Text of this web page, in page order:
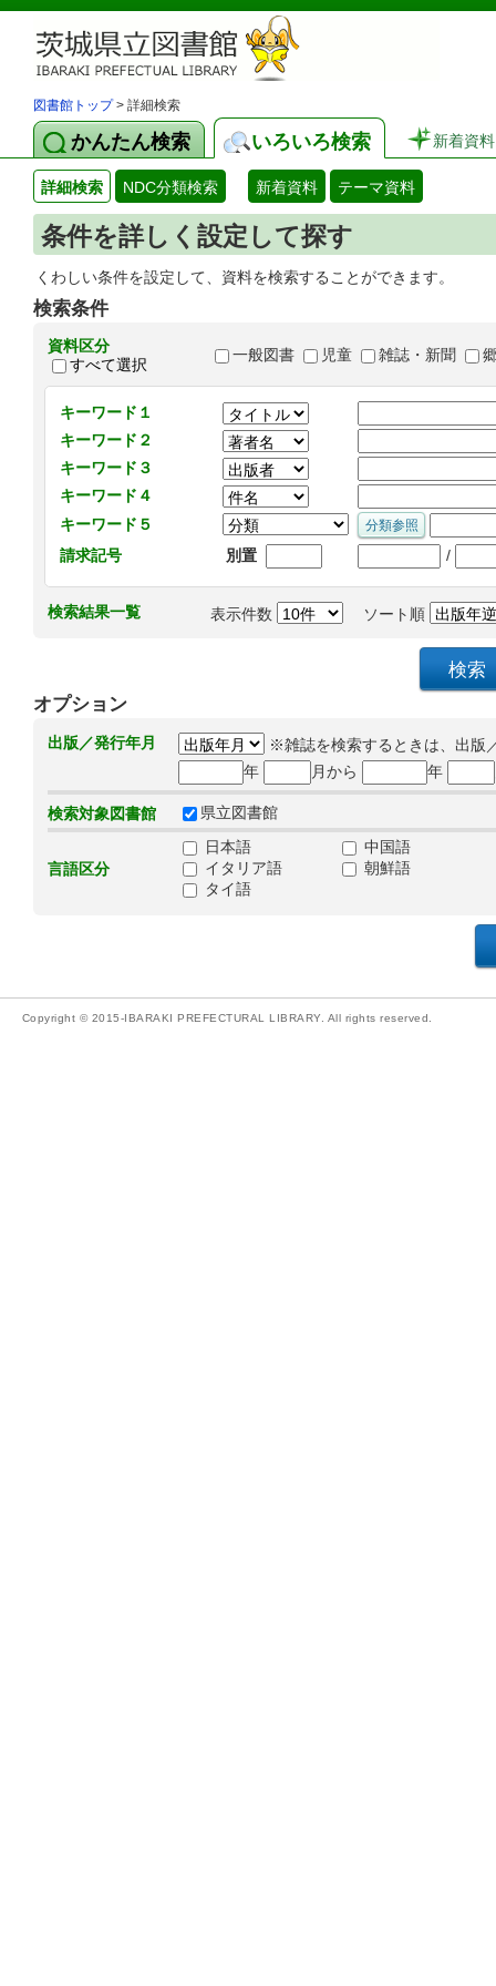
図書館トップ> 詳細検索
かんたん検索 いろいろ検索 新着資料
詳細検索 NDC分類検索 新着資料 テーマ資料
条件を詳しく設定して探す
くわしい条件を設定して、資料を検索することができます。
検索条件
資料区分
すべて選択
一般図書 児童 雑誌・新聞
キーワード１
キーワード２
キーワード３
キーワード４
キーワード５
請求記号
別置 /
検索結果一覧 表示件数 ソート順
オプション
出版／発行年月
※雑誌を検索するときは、出版
年
月から 年
検索対象図書館 県立図書館
言語区分
日本語
中国語
イタリア語
朝鮮語
タイ語
Copyright © 2015-IBARAKI PREFECTURAL LIBRARY. All rights reserved.